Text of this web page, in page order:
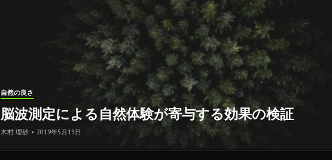
自然の良さ
脳波測定による自然体験が寄与する効果の検証
木村 理砂 • 2019年5月13日